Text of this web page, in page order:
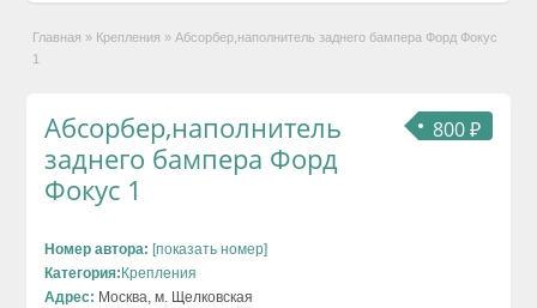
Главная » Крепления » Абсорбер,наполнитель заднего бампера Форд Фокус
1
800 ₽
Абсорбер,наполнитель
заднего бампера Форд
Фокус 1
Номер автора: [показать номер]
Категория: Крепления
Адрес: Москва, м. Щелковская